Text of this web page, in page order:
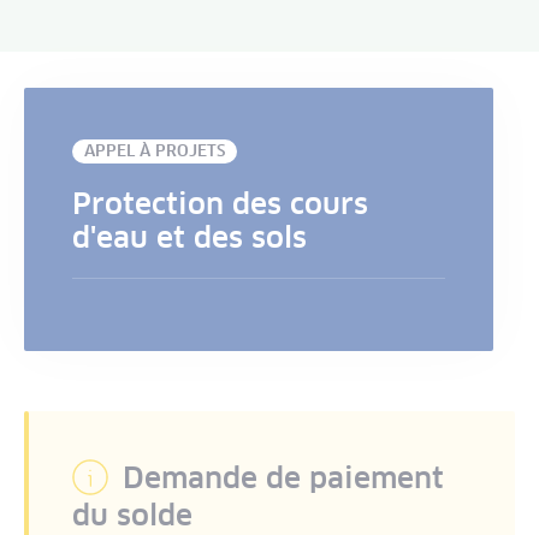
APPEL À PROJETS
Protection des cours
d'eau et des sols
Demande de paiement
du solde